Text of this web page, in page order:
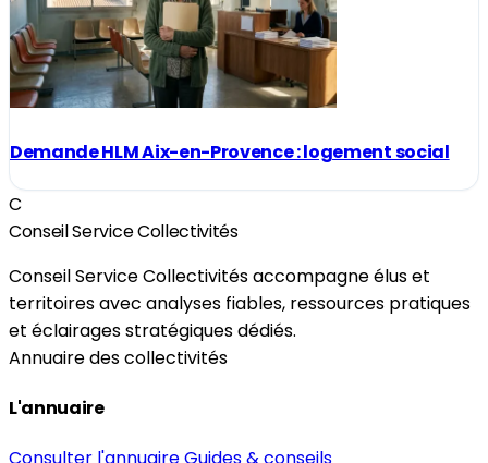
Demande HLM Aix-en-Provence : logement social
C
Conseil Service Collectivités
Conseil Service Collectivités accompagne élus et
territoires avec analyses fiables, ressources pratiques
et éclairages stratégiques dédiés.
Annuaire des collectivités
L'annuaire